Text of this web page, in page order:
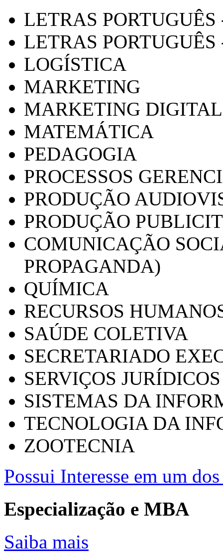
LETRAS
LETRAS PORTUGUÊS
LOGÍSTICA
MARKETING
MARKETING DIGITAL
MATEMÁTICA
PEDAGOGIA
PROCESSOS
PRODUÇÃO
PRODUÇÃO
COMUNICAÇÃO
PROPAGANDA)
QUÍMICA
RECURSOS
SAÚDE COLETIVA
SECRETARIADO
SERVIÇOS
SISTEMAS DA
TECNOLOGIA DA
ZOOTECNIA
Possui Interesse em um
Especialização e MBA
Saiba mais